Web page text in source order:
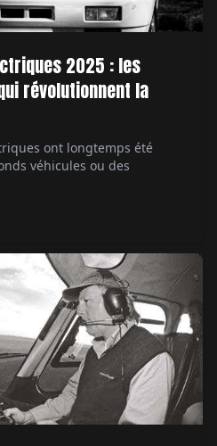
2025 : les
révolutionnent la
ont longtemps été
véhicules ou des